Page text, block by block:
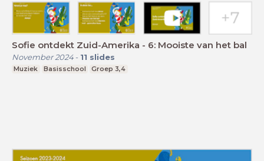
Sofie ontdekt Zuid-Amerika - 6: Mooiste van het bal
November 2024- 11 slides
Muziek Basisschool Groep 3,4